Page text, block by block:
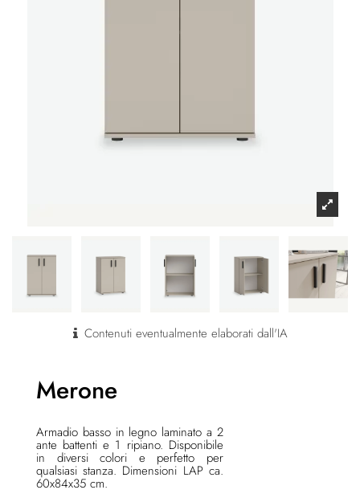
Contenuti eventualmente elaborati dall'IA
Merone
Armadio basso in legno laminato a 2
ante battenti e 1 ripiano. Disponibile
in diversi colori e perfetto per
qualsiasi stanza. Dimensioni LAP ca.
60x84x35 cm.